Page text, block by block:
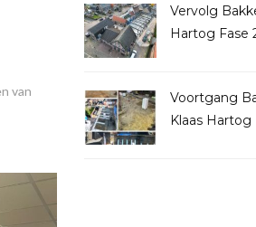
van
Vervolg
Hartog Fase
Voortgang
Klaas Hartog